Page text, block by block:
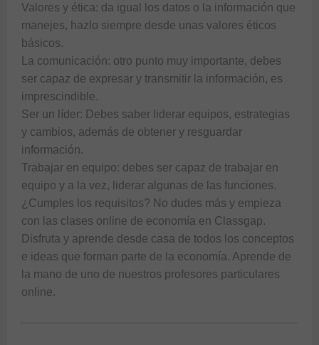
Valores y ética: da igual los datos o la información que
manejes, hazlo siempre desde unas valores éticos
básicos.
La comunicación: otro punto muy importante, debes
ser capaz de expresar y transmitir la información, es
imprescindible.
Ser un líder: Debes saber liderar equipos, estrategias
y cambios, además de obtener y resguardar
información.
Trabajar en equipo: debes ser capaz de trabajar en
equipo y a la vez, liderar algunas de las funciones.
¿Cumples los requisitos? No dudes más y empieza
con las clases online de economía en Classgap.
Disfruta y aprende desde casa de todos los conceptos
e ideas que forman parte de la economía. Aprende de
la mano de uno de nuestros profesores particulares
online.